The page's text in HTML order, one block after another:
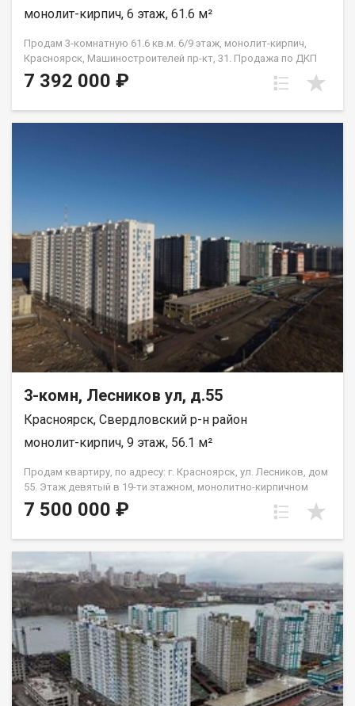
монолит-кирпич, 6 этаж, 61.6 м²
Продам 3-комнатную 61.6 кв.м. 6/9 этаж, монолит-кирпич,
Красноярск, Машиностроителей пр-кт, 31. Продажа по ДКП
НЕ ОТ ЗАСТРОЙЩИКА
7 392 000 ₽
3-комн, Лесников ул, д.55
Красноярск, Свердловский р-н район
монолит-кирпич, 9 этаж, 56.1 м²
Продам квартиру, по адресу: г. Красноярск, ул. Лесников, дом
55. Этаж девятый в 19-ти этажном, монолитно-кирпичном
доме. Общая площадь- 56,1 кв.м., кухня-гостиная-18 кв.м.,
жилая--26,2 кв.м. Предчистовая отделка от застройщика.
доступность до других районов города. Близость знаковых
мест отдыха, досуга и развлечений - заповедник «Столбы»,
Фанпарк «Бобровый лог» и парк флоры и фауны «Роев ручей».
Благоустроенная набережная протяженностью 1450 метров
вдоль реки Енисей и 500 метров вдоль реки Базаиха с
организованными спусками к воде и остановкой речного
пассажирского транспорта возле ледовой арены. Сеть
пешеходных и велосипедно-роликовых дорожек по всему
району. Бесшумные современные лифты. Наземные
автостоянки на 175 и 297 машино-мест.
7 500 000 ₽